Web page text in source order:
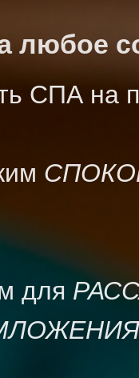
любое
СПА на
для